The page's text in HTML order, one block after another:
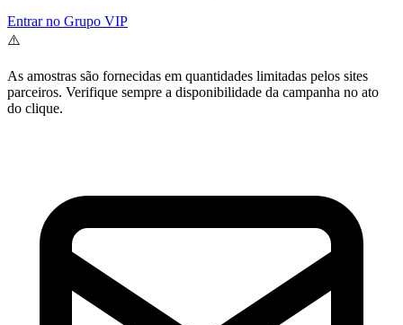
Entrar no Grupo VIP
⚠️
As amostras são fornecidas em quantidades limitadas pelos sites
parceiros. Verifique sempre a disponibilidade da campanha no ato
do clique.